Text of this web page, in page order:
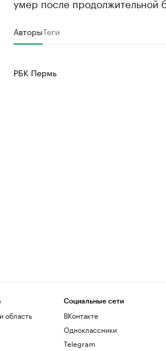
АвторыТеги
РБК Пермь
область
Социальные сети
ВКонтакте
Одноклассники
Telegram